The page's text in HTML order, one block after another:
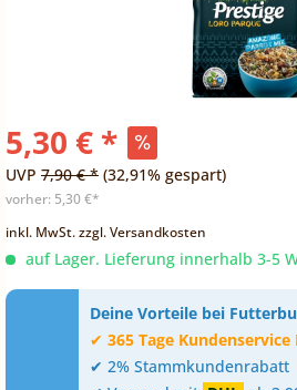
5,30 € *
UVP 7,90 € * (32,91% gespart)
vorher: 5,30 €*
inkl. MwSt.zzgl. Versandkosten
auf Lager. Lieferung innerhalb 3-5
Deine Vorteile bei
✔ 365 Tage Kundenservice
✔ 2% Stammkundenrabatt